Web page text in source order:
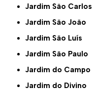
Jardim São Carlos
Jardim São João
Jardim São Luís
Jardim São Paulo
Jardim do Campo
Jardim do Divino